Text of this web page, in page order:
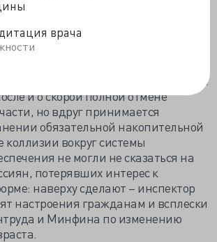
врача
метания государства в
направления
пенсии, то заявляет о заморозке
и о скорой полной отмене
но вдруг принимается
обязательной накопительной
вокруг системы
не могли не сказаться на
потерявших интерес к
наверху сделают – инспектор
настроения гражданам и всплески
и Минфина по изменению